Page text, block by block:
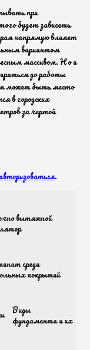
при
будет зависеть
напрямую влияет
вариантом
массивом. Но и
до работы
может быть место
в городских
за чертой
авторизоваться.
вытяжной
среди
покрытий
Виды
фундамента и их